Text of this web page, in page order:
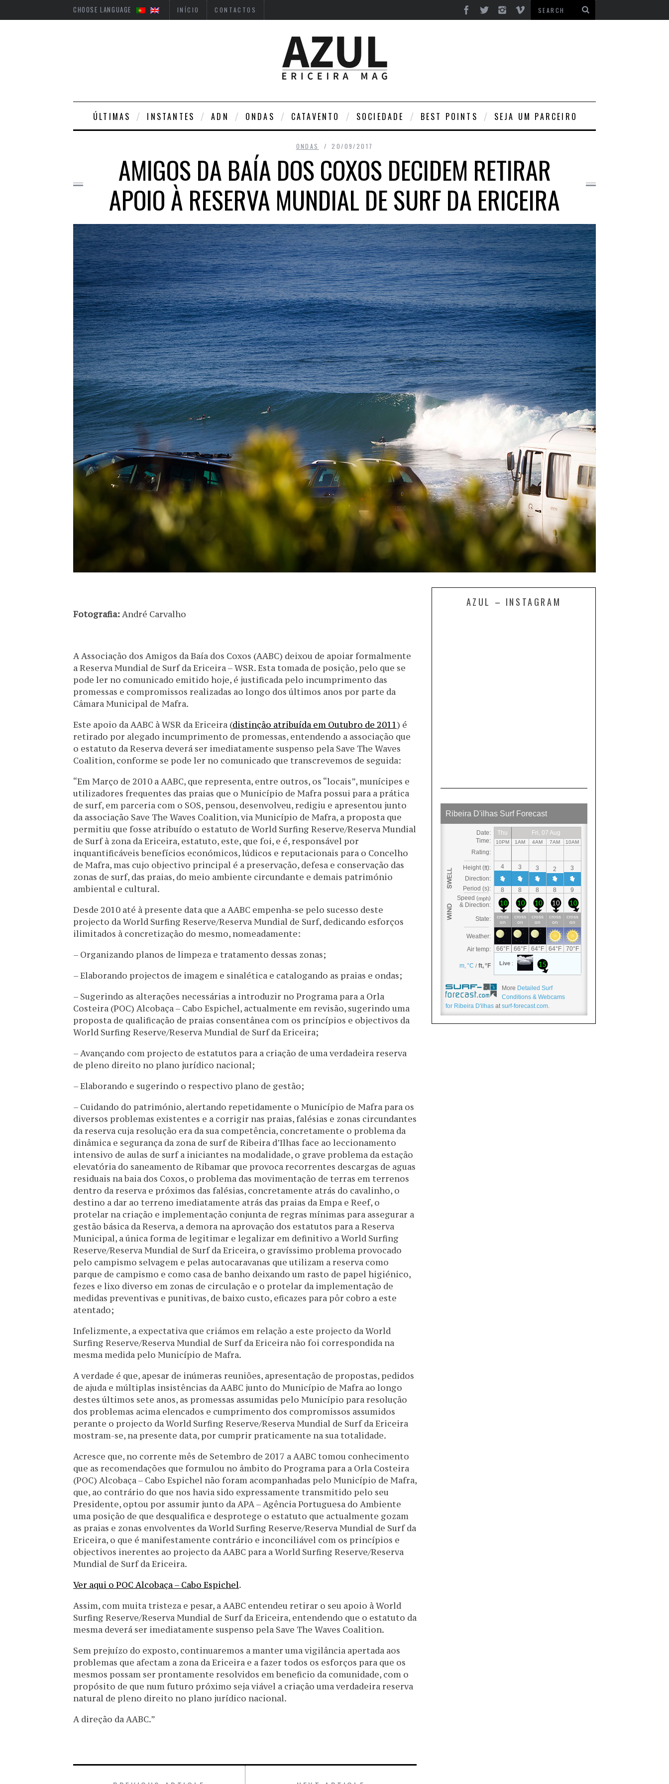
CHOOSE LANGUAGE INÍCIO CONTACTOS
ÚLTIMAS INSTANTES ADN ONDAS CATAVENTO SOCIEDADE BEST POINTS SEJA UM PARCEIRO
ONDAS 20/09/2017
AMIGOS DA BAÍA DOS COXOS DECIDEM RETIRAR
APOIO À RESERVA MUNDIAL DE SURF DA ERICEIRA
Fotografia:André Carvalho
A Associação dos Amigos da Baía dos Coxos (AABC) deixou de apoiar formalmente
a Reserva Mundial de Surf da Ericeira – WSR. Esta tomada de posição, pelo que se
pode ler no comunicado emitido hoje, é justificada pelo incumprimento das
promessas e compromissos realizadas ao longo dos últimos anos por parte da
Câmara Municipal de Mafra.
Este apoio da AABC à WSR da Ericeira (distinção atribuída em Outubro de 2011) é
retirado por alegado incumprimento de promessas, entendendo a associação que
o estatuto da Reserva deverá ser imediatamente suspenso pela Save The Waves
Coalition, conforme se pode ler no comunicado que transcrevemos de seguida:
“Em Março de 2010 a AABC, que representa, entre outros, os “locais”, munícipes e
utilizadores frequentes das praias que o Município de Mafra possui para a prática
de surf, em parceria com o SOS, pensou, desenvolveu, redigiu e apresentou junto
da associação Save The Waves Coalition, via Município de Mafra, a proposta que
permitiu que fosse atribuído o estatuto de World Surfing Reserve/Reserva Mundial
de Surf à zona da Ericeira, estatuto, este, que foi, e é, responsável por
inquantificáveis benefícios económicos, lúdicos e reputacionais para o Concelho
de Mafra, mas cujo objectivo principal é a preservação, defesa e conservação das
zonas de surf, das praias, do meio ambiente circundante e demais património
ambiental e cultural.
Desde 2010 até à presente data que a AABC empenha-se pelo sucesso deste
projecto da World Surfing Reserve/Reserva Mundial de Surf, dedicando esforços
ilimitados à concretização do mesmo, nomeadamente:
– Organizando planos de limpeza e tratamento dessas zonas;
– Elaborando projectos de imagem e sinalética e catalogando as praias e ondas;
– Sugerindo as alterações necessárias a introduzir no Programa para a Orla
Costeira (POC) Alcobaça – Cabo Espichel, actualmente em revisão, sugerindo uma
proposta de qualificação de praias consentânea com os princípios e objectivos da
World Surfing Reserve/Reserva Mundial de Surf da Ericeira;
– Avançando com projecto de estatutos para a criação de uma verdadeira reserva
de pleno direito no plano jurídico nacional;
– Elaborando e sugerindo o respectivo plano de gestão;
– Cuidando do património, alertando repetidamente o Município de Mafra para os
diversos problemas existentes e a corrigir nas praias, falésias e zonas circundantes
da reserva cuja resolução era da sua competência, concretamente o problema da
dinâmica e segurança da zona de surf de Ribeira d’Ilhas face ao leccionamento
intensivo de aulas de surf a iniciantes na modalidade, o grave problema da estação
elevatória do saneamento de Ribamar que provoca recorrentes descargas de aguas
residuais na baia dos Coxos, o problema das movimentação de terras em terrenos
dentro da reserva e próximos das falésias, concretamente atrás do cavalinho, o
destino a dar ao terreno imediatamente atrás das praias da Empa e Reef, o
protelar na criação e implementação conjunta de regras mínimas para assegurar a
gestão básica da Reserva, a demora na aprovação dos estatutos para a Reserva
Municipal, a única forma de legitimar e legalizar em definitivo a World Surfing
Reserve/Reserva Mundial de Surf da Ericeira, o gravíssimo problema provocado
pelo campismo selvagem e pelas autocaravanas que utilizam a reserva como
parque de campismo e como casa de banho deixando um rasto de papel higiénico,
fezes e lixo diverso em zonas de circulação e o protelar da implementação de
medidas preventivas e punitivas, de baixo custo, eficazes para pôr cobro a este
atentado;
Infelizmente, a expectativa que criámos em relação a este projecto da World
Surfing Reserve/Reserva Mundial de Surf da Ericeira não foi correspondida na
mesma medida pelo Município de Mafra.
A verdade é que, apesar de inúmeras reuniões, apresentação de propostas, pedidos
de ajuda e múltiplas insistências da AABC junto do Município de Mafra ao longo
destes últimos sete anos, as promessas assumidas pelo Município para resolução
dos problemas acima elencados e cumprimento dos compromissos assumidos
perante o projecto da World Surfing Reserve/Reserva Mundial de Surf da Ericeira
mostram-se, na presente data, por cumprir praticamente na sua totalidade.
Acresce que, no corrente mês de Setembro de 2017 a AABC tomou conhecimento
que as recomendações que formulou no âmbito do Programa para a Orla Costeira
(POC) Alcobaça – Cabo Espichel não foram acompanhadas pelo Município de Mafra,
que, ao contrário do que nos havia sido expressamente transmitido pelo seu
Presidente, optou por assumir junto da APA – Agência Portuguesa do Ambiente
uma posição de que desqualifica e desprotege o estatuto que actualmente gozam
as praias e zonas envolventes da World Surfing Reserve/Reserva Mundial de Surf da
Ericeira, o que é manifestamente contrário e inconciliável com os princípios e
objectivos inerentes ao projecto da AABC para a World Surfing Reserve/Reserva
Mundial de Surf da Ericeira.
Ver aqui o POC Alcobaça – Cabo Espichel.
Assim, com muita tristeza e pesar, a AABC entendeu retirar o seu apoio à World
Surfing Reserve/Reserva Mundial de Surf da Ericeira, entendendo que o estatuto da
mesma deverá ser imediatamente suspenso pela Save The Waves Coalition.
Sem prejuízo do exposto, continuaremos a manter uma vigilância apertada aos
problemas que afectam a zona da Ericeira e a fazer todos os esforços para que os
mesmos possam ser prontamente resolvidos em beneficio da comunidade, com o
propósito de que num futuro próximo seja viável a criação uma verdadeira reserva
natural de pleno direito no plano jurídico nacional.
A direção da AABC.”
AZUL – INSTAGRAM
More Detailed Surf
Conditions & Webcams
for Ribeira D'ilhas at surf-forecast.com.